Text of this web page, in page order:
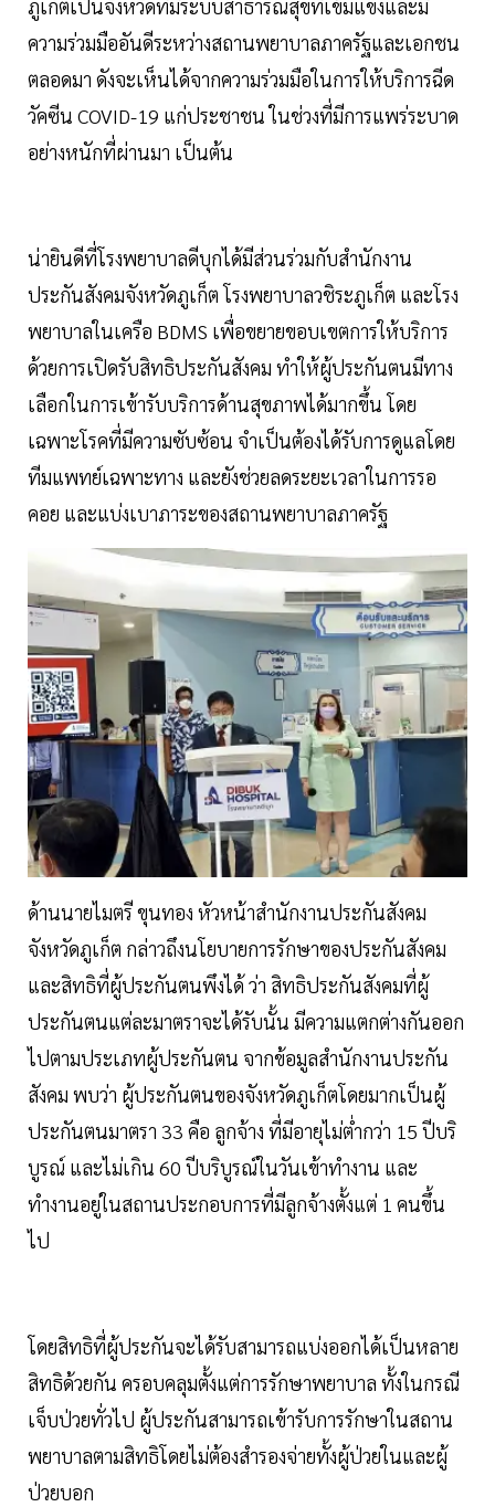
ภูเก็ตเป็นจังหวัดที่มีระบบสาธารณสุขที่เข้มแข็งและมี
ความร่วมมืออันดีระหว่างสถานพยาบาลภาครัฐและเอกชน
ตลอดมา ดังจะเห็นได้จากความร่วมมือในการให้บริการฉีด
วัคซีน COVID-19 แก่ประชาชน ในช่วงที่มีการแพร่ระบาด
อย่างหนักที่ผ่านมา เป็นต้น
น่ายินดีที่โรงพยาบาลดีบุกได้มีส่วนร่วมกับสำนักงาน
ประกันสังคมจังหวัดภูเก็ต โรงพยาบาลวชิระภูเก็ต และโรง
พยาบาลในเครือ BDMS เพื่อขยายขอบเขตการให้บริการ
ด้วยการเปิดรับสิทธิประกันสังคม ทำให้ผู้ประกันตนมีทาง
เลือกในการเข้ารับบริการด้านสุขภาพได้มากขึ้น โดย
เฉพาะโรคที่มีความซับซ้อน จำเป็นต้องได้รับการดูแลโดย
ทีมแพทย์เฉพาะทาง และยังช่วยลดระยะเวลาในการรอ
คอย และแบ่งเบาภาระของสถานพยาบาลภาครัฐ
ด้านนายไมตรี ขุนทอง หัวหน้าสำนักงานประกันสังคม
จังหวัดภูเก็ต กล่าวถึงนโยบายการรักษาของประกันสังคม
และสิทธิที่ผู้ประกันตนพึงได้ ว่า สิทธิประกันสังคมที่ผู้
ประกันตนแต่ละมาตราจะได้รับนั้น มีความแตกต่างกันออก
ไปตามประเภทผู้ประกันตน จากข้อมูลสำนักงานประกัน
สังคม พบว่า ผู้ประกันตนของจังหวัดภูเก็ตโดยมากเป็นผู้
ประกันตนมาตรา 33 คือ ลูกจ้าง ที่มีอายุไม่ต่ำกว่า 15 ปีบริ
บูรณ์ และไม่เกิน 60 ปีบริบูรณ์ในวันเข้าทำงาน และ
ทำงานอยู่ในสถานประกอบการที่มีลูกจ้างตั้งแต่ 1 คนขึ้น
ไป
โดยสิทธิที่ผู้ประกันจะได้รับสามารถแบ่งออกได้เป็นหลาย
สิทธิด้วยกัน ครอบคลุมตั้งแต่การรักษาพยาบาล ทั้งในกรณี
เจ็บป่วยทั่วไป ผู้ประกันสามารถเข้ารับการรักษาในสถาน
พยาบาลตามสิทธิโดยไม่ต้องสำรองจ่ายทั้งผู้ป่วยในและผู้
ป่วยบอก